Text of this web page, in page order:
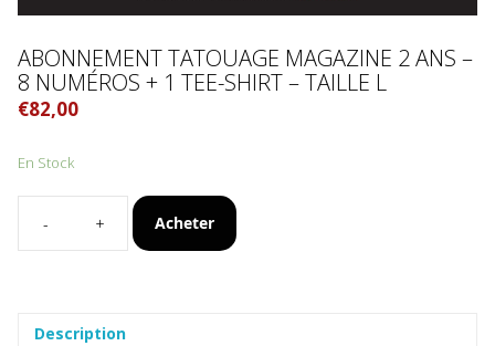
ABONNEMENT TATOUAGE MAGAZINE 2 ANS –
8 NUMÉROS + 1 TEE-SHIRT – TAILLE L
€82,00
En Stock
quantité
de
Acheter
Description